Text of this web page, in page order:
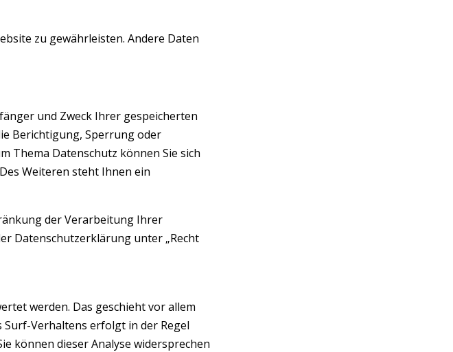
zu gewährleisten. Andere Daten
und Zweck Ihrer gespeicherten
Berichtigung, Sperrung oder
Thema Datenschutz können Sie sich
Weiteren steht Ihnen ein
der Verarbeitung Ihrer
Datenschutzerklärung unter „Recht
werden. Das geschieht vor allem
Verhaltens erfolgt in der Regel
können dieser Analyse widersprechen